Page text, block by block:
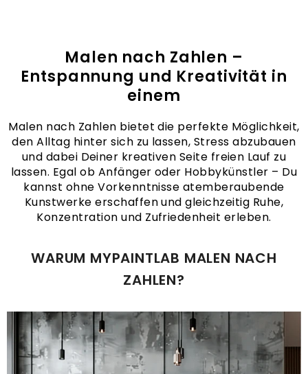
Malen nach Zahlen –
Entspannung und Kreativität in
einem
Malen nach Zahlen bietet die perfekte Möglichkeit,
den Alltag hinter sich zu lassen, Stress abzubauen
und dabei Deiner kreativen Seite freien Lauf zu
lassen. Egal ob Anfänger oder Hobbykünstler – Du
kannst ohne Vorkenntnisse atemberaubende
Kunstwerke erschaffen und gleichzeitig Ruhe,
Konzentration und Zufriedenheit erleben.
WARUM MYPAINTLAB MALEN NACH
ZAHLEN?